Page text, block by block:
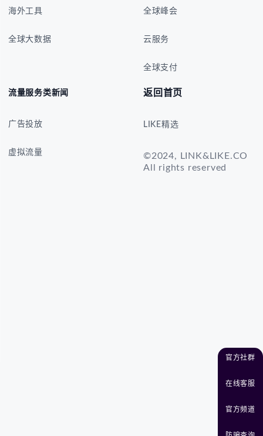
官方社群
在线客服
官方频道
海外工具
全球大数据
全球峰会
云服务
全球支付
流量服务类新闻
广告投放
虚拟流量
返回首页
LIKE精选
©2024, LINK&LIKE.CO
All rights reserved